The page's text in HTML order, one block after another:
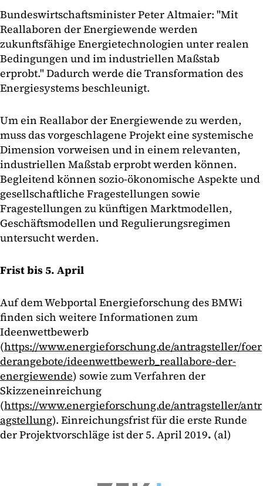
Bundeswirtschaftsminister Peter Altmaier: "Mit
Reallaboren der Energiewende werden
zukunftsfähige Energietechnologien unter realen
Bedingungen und im industriellen Maßstab
erprobt." Dadurch werde die Transformation des
Energiesystems beschleunigt.
Um ein Reallabor der Energiewende zu werden,
muss das vorgeschlagene Projekt eine systemische
Dimension vorweisen und in einem relevanten,
industriellen Maßstab erprobt werden können.
Begleitend können sozio-ökonomische Aspekte und
gesellschaftliche Fragestellungen sowie
Fragestellungen zu künftigen Marktmodellen,
Geschäftsmodellen und Regulierungsregimen
untersucht werden.
Frist bis 5. April
Auf dem Webportal Energieforschung des BMWi
finden sich weitere Informationen zum
Ideenwettbewerb
(https://www.energieforschung.de/antragsteller/foer
derangebote/ideenwettbewerb_reallabore-der-
energiewende) sowie zum Verfahren der
Skizzeneinreichung
(https://www.energieforschung.de/antragsteller/antr
agstellung). Einreichungsfrist für die erste Runde
der Projektvorschläge ist der 5. April 2019. (al)